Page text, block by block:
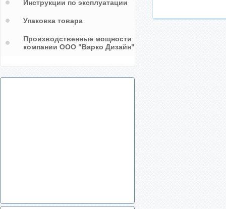
Инструкции по эксплуатации
Упаковка товара
Производственные мощности
компании ООО "Варко Дизайн"